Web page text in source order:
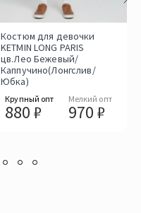
Костюм для девочки
KETMIN LONG PARIS
цв.Лео Бежевый/
Каппучино(Лонгслив/
Юбка)
Крупный опт
880 ₽
Мелкий опт
970 ₽